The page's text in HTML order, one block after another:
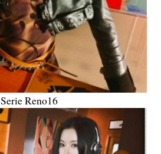
Serie Reno16